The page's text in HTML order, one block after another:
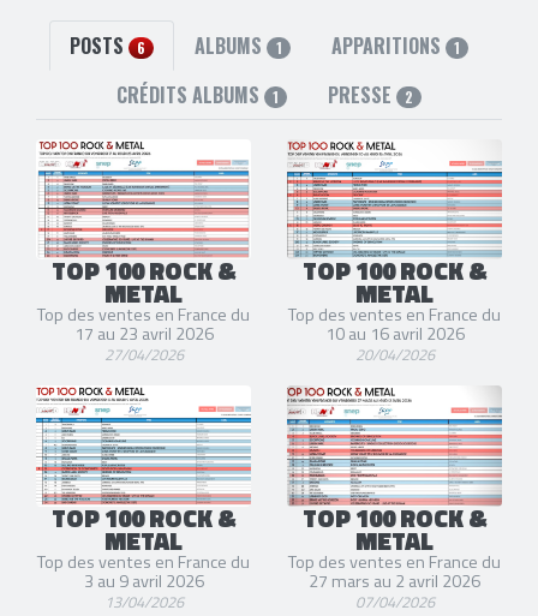
POSTS 6 ALBUMS 1 APPARITIONS 1
CRÉDITS ALBUMS 1 PRESSE 2
TOP 100 ROCK &
METAL
Top des ventes en France du
17 au 23 avril 2026
27/04/2026
TOP 100 ROCK &
METAL
Top des ventes en France du
10 au 16 avril 2026
20/04/2026
TOP 100 ROCK &
METAL
Top des ventes en France du
3 au 9 avril 2026
13/04/2026
TOP 100 ROCK &
METAL
Top des ventes en France du
27 mars au 2 avril 2026
07/04/2026